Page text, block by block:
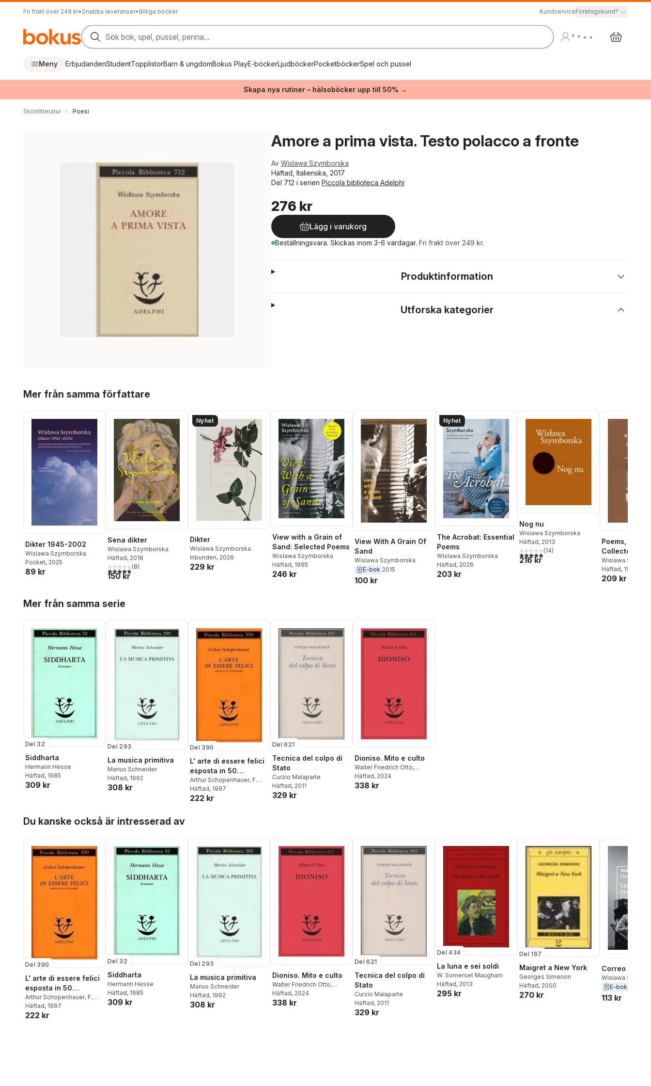
Fri frakt över 249 kr• Snabba leveranser• Billiga böcker KundserviceFöretagskund?
Sök bok, spel, pussel, penna...
Meny ErbjudandenStudentTopplistorBarn & ungdomBokus PlayE-böckerLjudböckerPocketböckerSpel och pussel
Skapa nya rutiner – hälsoböcker upp till 50% →
Skönlitteratur Poesi
Amore a prima vista. Testo polacco a fronte
Av Wislawa Szymborska
Häftad, Italienska, 2017
Del 712 i serien Piccola biblioteca Adelphi
276 kr
Lägg i varukorg
Beställningsvara. Skickas inom 3-6 vardagar. Fri frakt över 249 kr.
Produktinformation
Utforska kategorier
Mer från samma författare
Dikter 1945-2002
Wislawa Szymborska
Pocket, 2025
89 kr
Sena dikter
Wislawa Szymborska
Häftad, 2018
4,8utav 5 stjärnor. Totalt antal röster:
(8)
150 kr
Nyhet
Dikter
Wislawa Szymborska
Inbunden, 2026
229 kr
View with a Grain of
Sand: Selected Poems
Wislawa Szymborska
Häftad, 1995
246 kr
View With A Grain Of
Sand
Wislawa Szymborska
E-bok 2015
100 kr
Nyhet
The Acrobat: Essential
Poems
Wislawa Szymborska
Häftad, 2026
203 kr
Nog nu
Wislawa Szymborska
Häftad, 2013
4,9utav 5 stjärnor. Totalt antal röster:
(14)
216 kr
Poems, New
Collected
Wislawa
Häftad, 1999
209 kr
Mer från samma serie
Del 32
Siddharta
Hermann Hesse
Häftad, 1985
309 kr
Del 293
La musica primitiva
Marius Schneider
Häftad, 1992
308 kr
Del 390
L' arte di essere felici
esposta in 50
massime
Arthur Schopenhauer, F.
Volpi
Häftad, 1997
222 kr
Del 621
Tecnica del colpo di
Stato
Curzio Malaparte
Häftad, 2011
329 kr
Dioniso. Mito e culto
Walter Friedrich Otto,
Giampiero Moretti
Häftad, 2024
338 kr
Du kanske också är intresserad av
Del 390
L' arte di essere felici
esposta in 50
massime
Arthur Schopenhauer, F.
Volpi
Häftad, 1997
222 kr
Del 32
Siddharta
Hermann Hesse
Häftad, 1985
309 kr
Del 293
La musica primitiva
Marius Schneider
Häftad, 1992
308 kr
Dioniso. Mito e culto
Walter Friedrich Otto,
Giampiero Moretti
Häftad, 2024
338 kr
Del 621
Tecnica del colpo di
Stato
Curzio Malaparte
Häftad, 2011
329 kr
Del 434
La luna e sei soldi
W. Somerset Maugham
Häftad, 2013
295 kr
Del 167
Maigret a New York
Georges Simenon
Häftad, 2000
270 kr
Correo
Wislawa
E-bok
113 kr